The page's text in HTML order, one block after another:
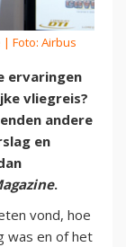
| Foto: Airbus
ervaringen
vliegreis?
andere
en
.
vond, hoe
was en of het